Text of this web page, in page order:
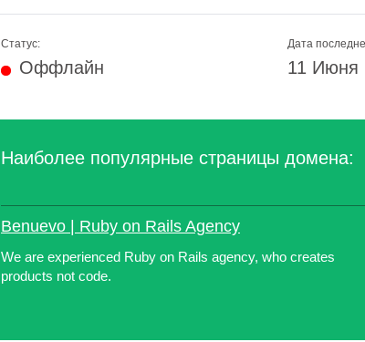
Статус:
Оффлайн
Дата
11 Июня
Наиболее популярные страницы домена:
Benuevo | Ruby on Rails Agency
We are experienced Ruby on Rails agency, who creates
products not code.